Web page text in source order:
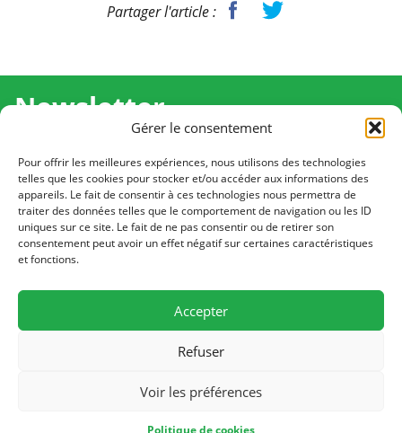
Gérer le consentement
Pour offrir les meilleures expériences, nous utilisons des technologies
telles que les cookies pour stocker et/ou accéder aux informations des
appareils. Le fait de consentir à ces technologies nous permettra de
traiter des données telles que le comportement de navigation ou les ID
uniques sur ce site. Le fait de ne pas consentir ou de retirer son
consentement peut avoir un effet négatif sur certaines caractéristiques
et fonctions.
Accepter
Refuser
Voir les préférences
Politique de cookies
Partager l'article :
Newsletter
Recevez l'actualité de Ma Chance Moi Aussi pour en
savoir plus sur nos temps forts et nos résultats.
Cliquez pour vous inscrire
© 2026 Ma Chance Moi Aussi